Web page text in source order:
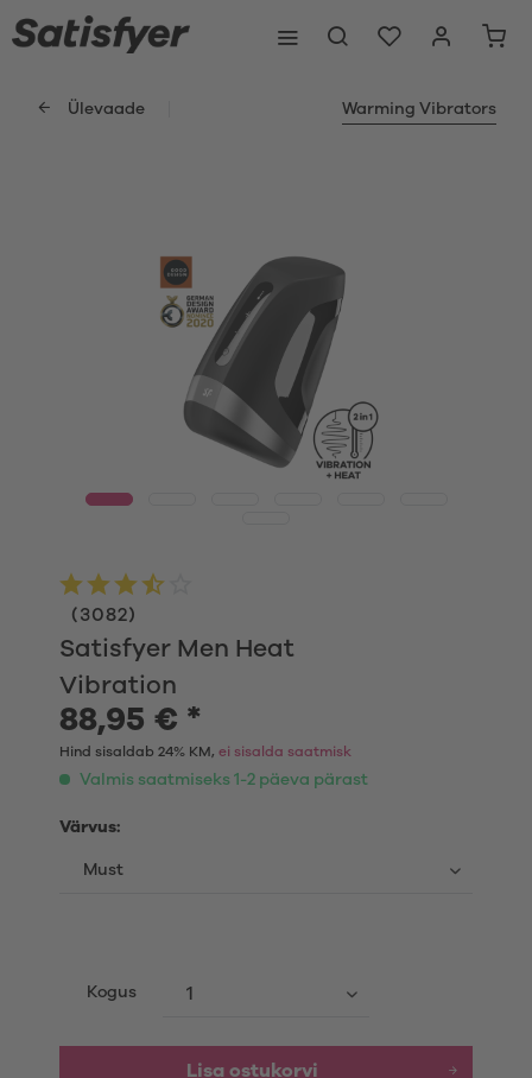
Ülevaade Warming Vibrators
Satisfyer Men Heat
Vibration
(3082)
88,95 € *
Hind sisaldab 24% KM, ei sisalda saatmisk
Valmis saatmiseks 1-2 päeva pärast
Värvus:
Kogus
Lisa ostukorvi